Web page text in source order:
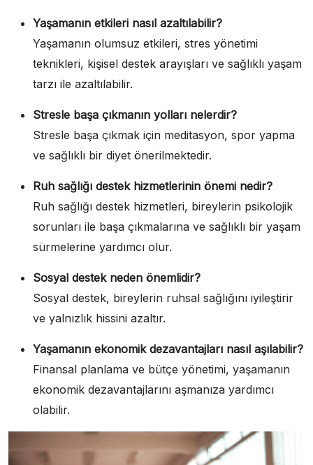
Yaşamanın etkileri nasıl azaltılabilir?
Yaşamanın olumsuz etkileri, stres yönetimi
teknikleri, kişisel destek arayışları ve sağlıklı yaşam
tarzı ile azaltılabilir.
Stresle başa çıkmanın yolları nelerdir?
Stresle başa çıkmak için meditasyon, spor yapma
ve sağlıklı bir diyet önerilmektedir.
Ruh sağlığı destek hizmetlerinin önemi nedir?
Ruh sağlığı destek hizmetleri, bireylerin psikolojik
sorunları ile başa çıkmalarına ve sağlıklı bir yaşam
sürmelerine yardımcı olur.
Sosyal destek neden önemlidir?
Sosyal destek, bireylerin ruhsal sağlığını iyileştirir
ve yalnızlık hissini azaltır.
Yaşamanın ekonomik dezavantajları nasıl aşılabilir?
Finansal planlama ve bütçe yönetimi, yaşamanın
ekonomik dezavantajlarını aşmanıza yardımcı
olabilir.